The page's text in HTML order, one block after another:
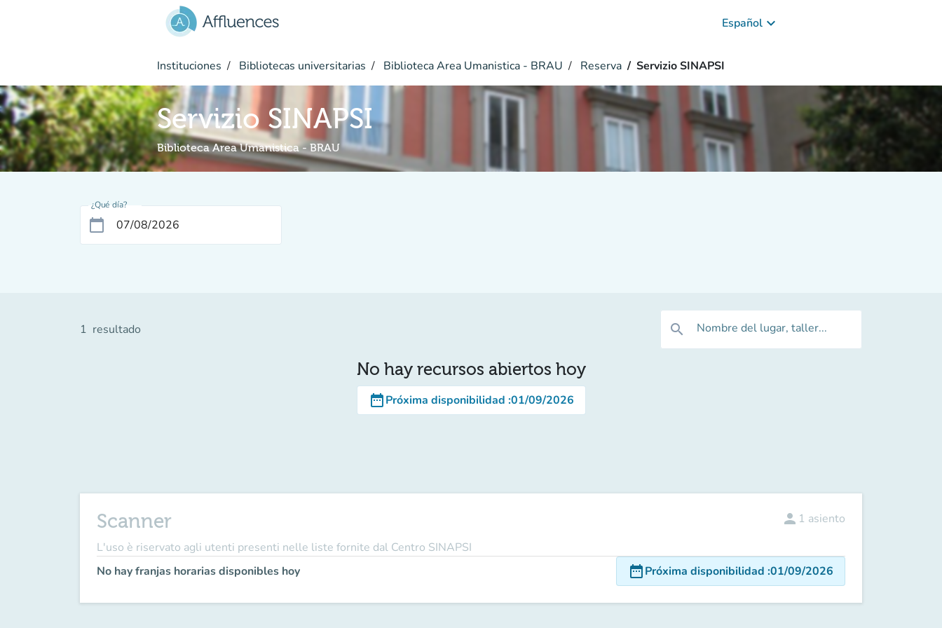
Español keyboard_arrow_down
Instituciones Bibliotecas universitarias Biblioteca Area Umanistica - BRAU Reserva Servizio SINAPSI
Servizio SINAPSI
Biblioteca Area Umanistica - BRAU
¿Qué día?
calendar_today
1 resultado search Nombre del lugar, taller...
No hay recursos abiertos hoy
date_rangePróxima disponibilidad :01/09/2026
Scanner
L'uso è riservato agli utenti presenti nelle liste fornite dal Centro SINAPSI
person 1 asiento
No hay franjas horarias disponibles hoy date_rangePróxima disponibilidad :01/09/2026